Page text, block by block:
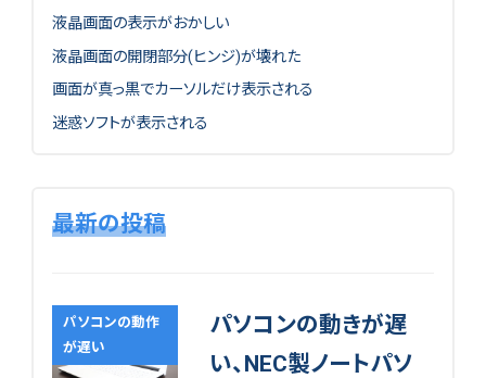
液晶画面の表示がおかしい
液晶画面の開閉部分(ヒンジ)が壊れた
画面が真っ黒でカーソルだけ表示される
迷惑ソフトが表示される
最新の投稿
パソコンの動作
が遅い
パソコンの動きが遅
い、NEC製ノートパソ